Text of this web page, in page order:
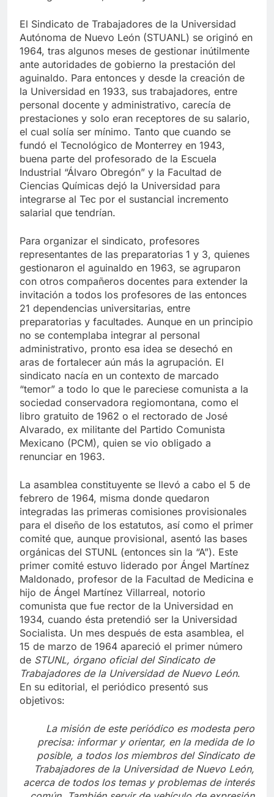
El Sindicato de Trabajadores de la Universidad
Autónoma de Nuevo León (STUANL) se originó en
1964, tras algunos meses de gestionar inútilmente
ante autoridades de gobierno la prestación del
aguinaldo. Para entonces y desde la creación de
la Universidad en 1933, sus trabajadores, entre
personal docente y administrativo, carecía de
prestaciones y solo eran receptores de su salario,
el cual solía ser mínimo. Tanto que cuando se
fundó el Tecnológico de Monterrey en 1943,
buena parte del profesorado de la Escuela
Industrial “Álvaro Obregón” y la Facultad de
Ciencias Químicas dejó la Universidad para
integrarse al Tec por el sustancial incremento
Para organizar el sindicato, profesores
representantes de las preparatorias 1 y 3, quienes
gestionaron el aguinaldo en 1963, se agruparon
con otros compañeros docentes para extender la
invitación a todos los profesores de las entonces
21 dependencias universitarias, entre
preparatorias y facultades. Aunque en un principio
no se contemplaba integrar al personal
administrativo, pronto esa idea se desechó en
aras de fortalecer aún más la agrupación. El
sindicato nacía en un contexto de marcado
“temor” a todo lo que le pareciese comunista a la
sociedad conservadora regiomontana, como el
libro gratuito de 1962 o el rectorado de José
Alvarado, ex militante del Partido Comunista
Mexicano (PCM), quien se vio obligado a
La asamblea constituyente se llevó a cabo el 5 de
febrero de 1964, misma donde quedaron
integradas las primeras comisiones provisionales
para el diseño de los estatutos, así como el primer
comité que, aunque provisional, asentó las bases
orgánicas del STUNL (entonces sin la “A”). Este
primer comité estuvo liderado por Ángel Martínez
Maldonado, profesor de la Facultad de Medicina e
hijo de Ángel Martínez Villarreal, notorio
comunista que fue rector de la Universidad en
1934, cuando ésta pretendió ser la Universidad
Socialista. Un mes después de esta asamblea, el
15 de marzo de 1964 apareció el primer número
deSTUNL, órgano oficial del Sindicato de
Trabajadores de la Universidad de Nuevo León
En su editorial, el periódico presentó sus
La misión de este periódico es modesta pero
precisa: informar y orientar, en la medida de lo
posible, a todos los miembros del Sindicato de
Trabajadores de la Universidad de Nuevo León,
acerca de todos los temas y problemas de interés